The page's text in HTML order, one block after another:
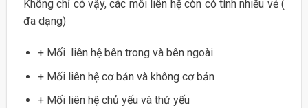
Không chỉ có vậy, các mối liên hệ còn có tính nhiều vẻ (
đa dạng)
+ Mối liên hệ bên trong và bên ngoài
+ Mối liên hệ cơ bản và không cơ bản
+ Mối liên hệ chủ yếu và thứ yếu